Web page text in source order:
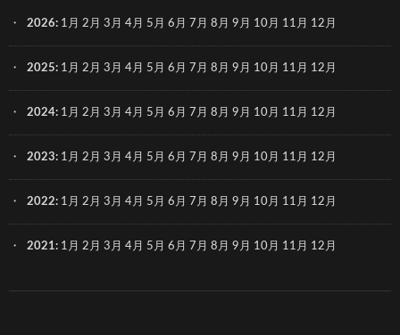
2026: 1月 2月 3月 4月 5月 6月 7月 8月 9月 10月 11月 12月
2025: 1月 2月 3月 4月 5月 6月 7月 8月 9月 10月 11月 12月
2024: 1月 2月 3月 4月 5月 6月 7月 8月 9月 10月 11月 12月
2023: 1月 2月 3月 4月 5月 6月 7月 8月 9月 10月 11月 12月
2022: 1月 2月 3月 4月 5月 6月 7月 8月 9月 10月 11月 12月
2021: 1月 2月 3月 4月 5月 6月 7月 8月 9月 10月 11月 12月